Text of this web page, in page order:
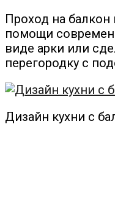
Проход на
помощи
виде арки или
перегородку с
Дизайн кухни с